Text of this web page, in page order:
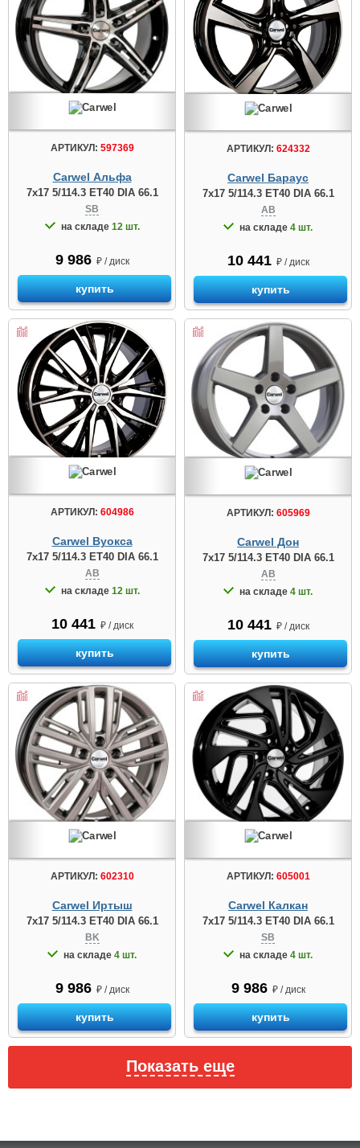
АРТИКУЛ: 597369
Carwel Альфа
7x17 5/114.3 ET40 DIA 66.1
SB
на складе 12 шт.
9 986 ₽ / диск
купить
АРТИКУЛ: 624332
Carwel Бараус
7x17 5/114.3 ET40 DIA 66.1
AB
на складе 4 шт.
10 441 ₽ / диск
купить
АРТИКУЛ: 604986
Carwel Вуокса
7x17 5/114.3 ET40 DIA 66.1
AB
на складе 12 шт.
10 441 ₽ / диск
купить
АРТИКУЛ: 605969
Carwel Дон
7x17 5/114.3 ET40 DIA 66.1
AB
на складе 4 шт.
10 441 ₽ / диск
купить
АРТИКУЛ: 602310
Carwel Иртыш
7x17 5/114.3 ET40 DIA 66.1
BK
на складе 4 шт.
9 986 ₽ / диск
купить
АРТИКУЛ: 605001
Carwel Калкан
7x17 5/114.3 ET40 DIA 66.1
SB
на складе 4 шт.
9 986 ₽ / диск
купить
Показать еще